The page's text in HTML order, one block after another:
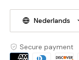
Nederlands
Secure payment
Payment